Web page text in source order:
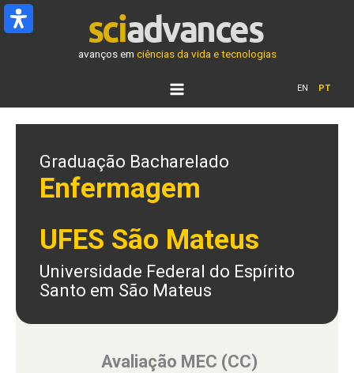
Ir
para
avanços em ciências da vida e tecnologias
EN PT
Graduação Bacharelado
Enfermagem
UFES São Mateus
Universidade Federal do Espírito
Santo em São Mateus
Avaliação MEC (CC)